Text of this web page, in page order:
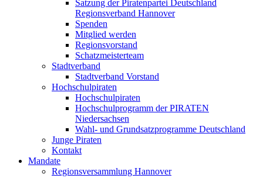
Satzung der Piratenpartei Deutschland
Regionsverband Hannover
Spenden
Mitglied werden
Regionsvorstand
Schatzmeisterteam
Stadtverband
Stadtverband Vorstand
Hochschulpiraten
Hochschulpiraten
Hochschulprogramm der PIRATEN
Niedersachsen
Wahl- und Grundsatzprogramme Deutschland
Junge Piraten
Kontakt
Mandate
Regionsversammlung Hannover